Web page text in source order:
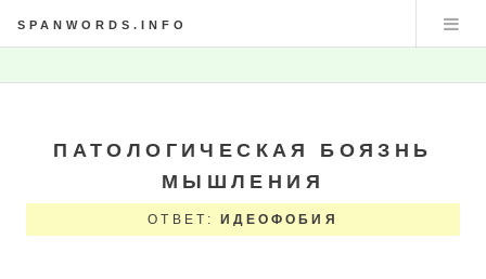
SPANWORDS.INFO
ПАТОЛОГИЧЕСКАЯ БОЯЗНЬ
МЫШЛЕНИЯ
ОТВЕТ: ИДЕОФОБИЯ